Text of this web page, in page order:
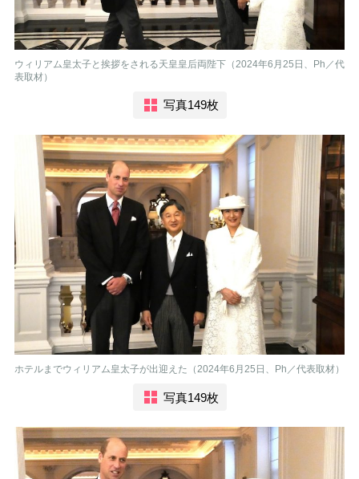
ウィリアム皇太子と挨拶をされる天皇皇后両陛下（2024年6月25日、Ph／代
表取材）
写真149枚
ホテルまでウィリアム皇太子が出迎えた（2024年6月25日、Ph／代表取材）
写真149枚